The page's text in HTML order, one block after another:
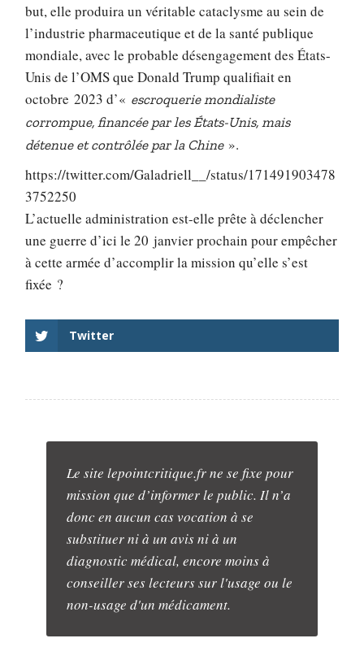
but, elle produira un véritable cataclysme au sein de
l’industrie pharmaceutique et de la santé publique
mondiale, avec le probable désengagement des États-
Unis de l’OMS que Donald Trump qualifiait en
octobre 2023 d’« escroquerie mondialiste
corrompue, financée par les États-Unis, mais
détenue et contrôlée par la Chine».
https://twitter.com/Galadriell__/status/171491903478
3752250
L’actuelle administration est-elle prête à déclencher
une guerre d’ici le 20 janvier prochain pour empêcher
à cette armée d’accomplir la mission qu’elle s’est
fixée ?
Twitter
Le site lepointcritique.fr ne se fixe pour
mission que d’informer le public. Il n’a
donc en aucun cas vocation à se
substituer ni à un avis ni à un
diagnostic médical, encore moins à
conseiller ses lecteurs sur l'usage ou le
non-usage d'un médicament.